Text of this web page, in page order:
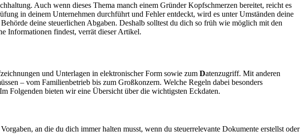
Auch wenn dieses Thema manch einem Gründer Kopfschmerzen bereitet, reicht es
in deinem Unternehmen durchführt und Fehler entdeckt, wird es unter Umständen deine
deine steuerlichen Abgaben. Deshalb solltest du dich so früh wie möglich mit den
Informationen findest, verrät dieser Artikel.
und Unterlagen in elektronischer Form sowie zum Datenzugriff. Mit anderen
– vom Familienbetrieb bis zum Großkonzern. Welche Regeln dabei besonders
Folgenden bieten wir eine Übersicht über die wichtigsten Eckdaten.
an die du dich immer halten musst, wenn du steuerrelevante Dokumente erstellst oder